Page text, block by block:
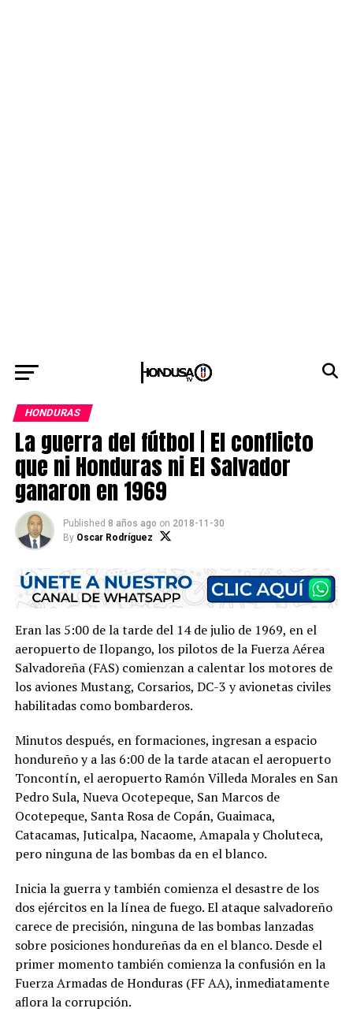
HONDURAS
La guerra del fútbol | El conflicto
que ni Honduras ni El Salvador
ganaron en 1969
Published 8 años ago on 2018-11-30
By Oscar Rodríguez
Eran las 5:00 de la tarde del 14 de julio de 1969, en el
aeropuerto de Ilopango, los pilotos de la Fuerza Aérea
Salvadoreña (FAS) comienzan a calentar los motores de
los aviones Mustang, Corsarios, DC-3 y avionetas civiles
habilitadas como bombarderos.
Minutos después, en formaciones, ingresan a espacio
hondureño y a las 6:00 de la tarde atacan el aeropuerto
Toncontín, el aeropuerto Ramón Villeda Morales en San
Pedro Sula, Nueva Ocotepeque, San Marcos de
Ocotepeque, Santa Rosa de Copán, Guaimaca,
Catacamas, Juticalpa, Nacaome, Amapala y Choluteca,
pero ninguna de las bombas da en el blanco.
Inicia la guerra y también comienza el desastre de los
dos ejércitos en la línea de fuego. El ataque salvadoreño
carece de precisión, ninguna de las bombas lanzadas
sobre posiciones hondureñas da en el blanco. Desde el
primer momento también comienza la confusión en la
Fuerza Armadas de Honduras (FF AA), inmediatamente
aflora la corrupción.